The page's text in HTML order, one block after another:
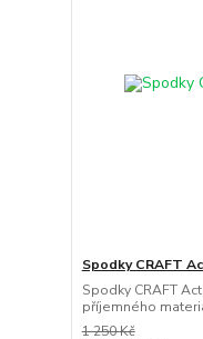
Spodky CRAFT
Spodky CRAFT
příjemného
1 250 Kč